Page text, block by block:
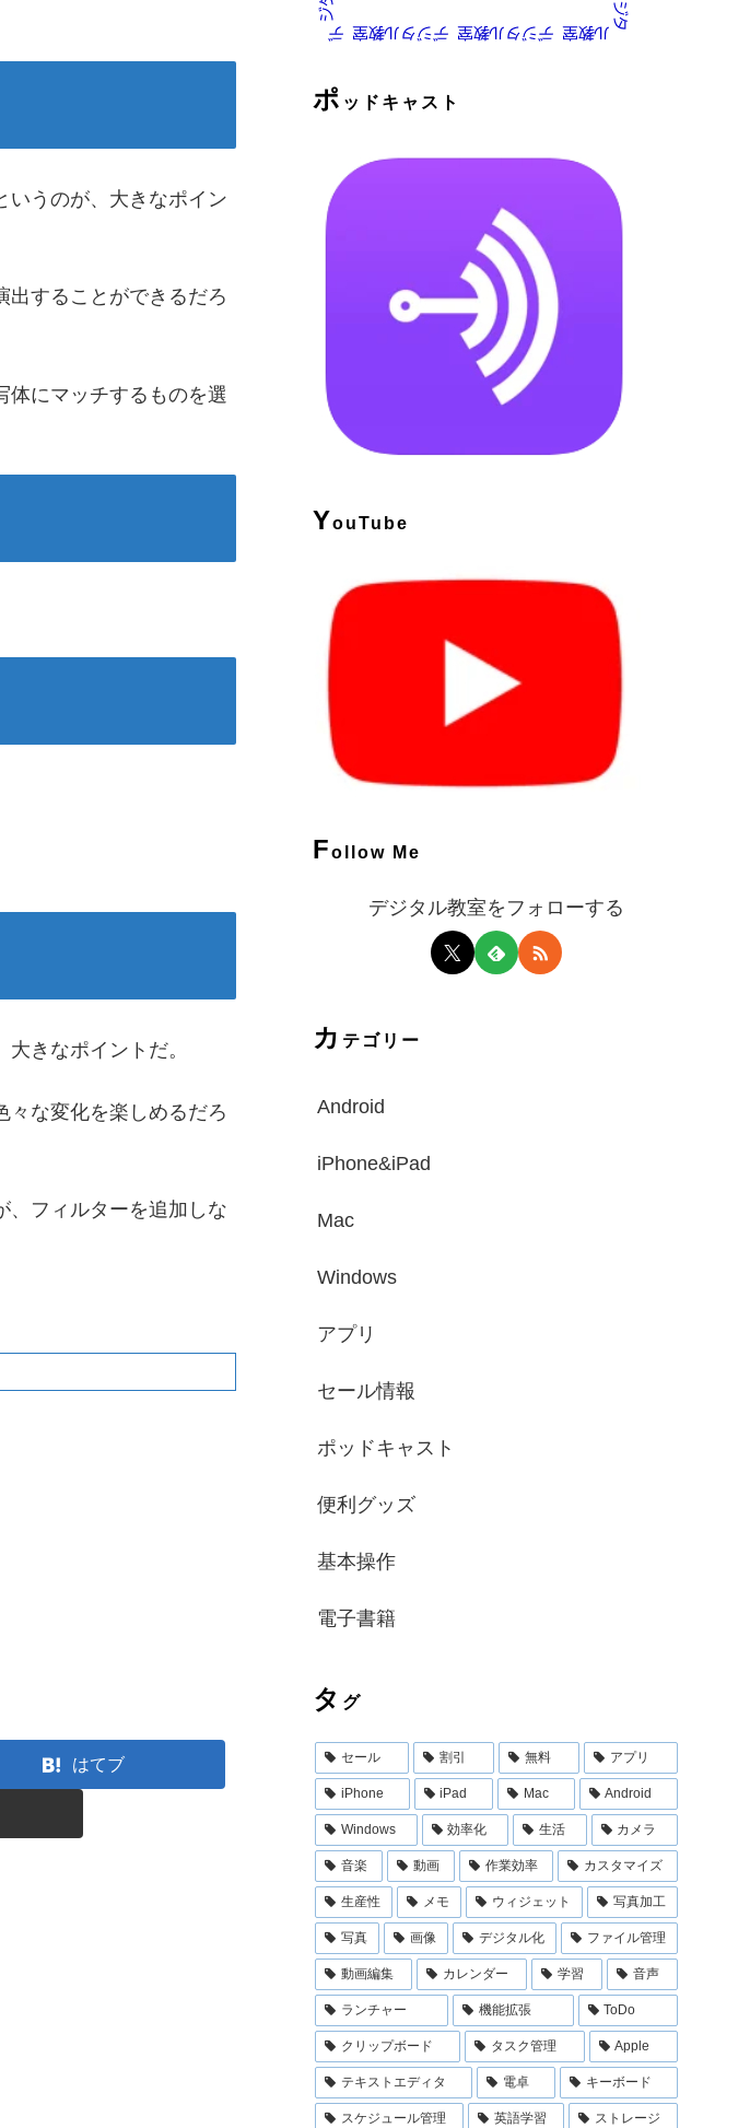
いうのが、大きなポイン
出することができるだろ
体にマッチするものを選
きなポイントだ。
々な変化を楽しめるだろ
、フィルターを追加しな
はてブ
ポ ッドキャスト
YouTube
Follow Me
デジタル教室をフォローする
カ テゴリー
Android
iPhone&iPad
Mac
Windows
アプリ
セール情報
ポッドキャスト
便利グッズ
基本操作
電子書籍
タ グ
セール 割引 無料 アプリ
iPhone iPad Mac Android
Windows 効率化 生活 カメラ
音楽 動画 作業効率 カスタマイズ
生産性 メモ ウィジェット 写真加工
写真 画像 デジタル化 ファイル管理
動画編集 カレンダー 学習 音声
ランチャー 機能拡張 ToDo
クリップボード タスク管理 Apple
テキストエディタ 電卓 キーボード
スケジュール管理 英語学習 ストレージ